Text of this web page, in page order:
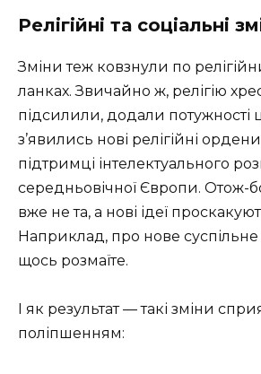
Релігійні та соціальні
Зміни теж ковзнули по
ланках. Звичайно ж, релігію
підсилили, додали потужності
з’явились нові релігійні
підтримці інтелектуального
середньовічної Європи. Отож-
вже не та, а нові ідеї
Наприклад, про нове
щось розмаїте.
І як результат — такі зміни
поліпшенням: